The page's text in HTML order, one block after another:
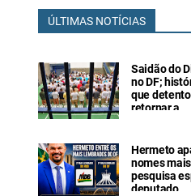
ÚLTIMAS NOTÍCIAS
Saidão do
no DF;
que
retornar a
Hermeto
nomes
pesquisa
deputado